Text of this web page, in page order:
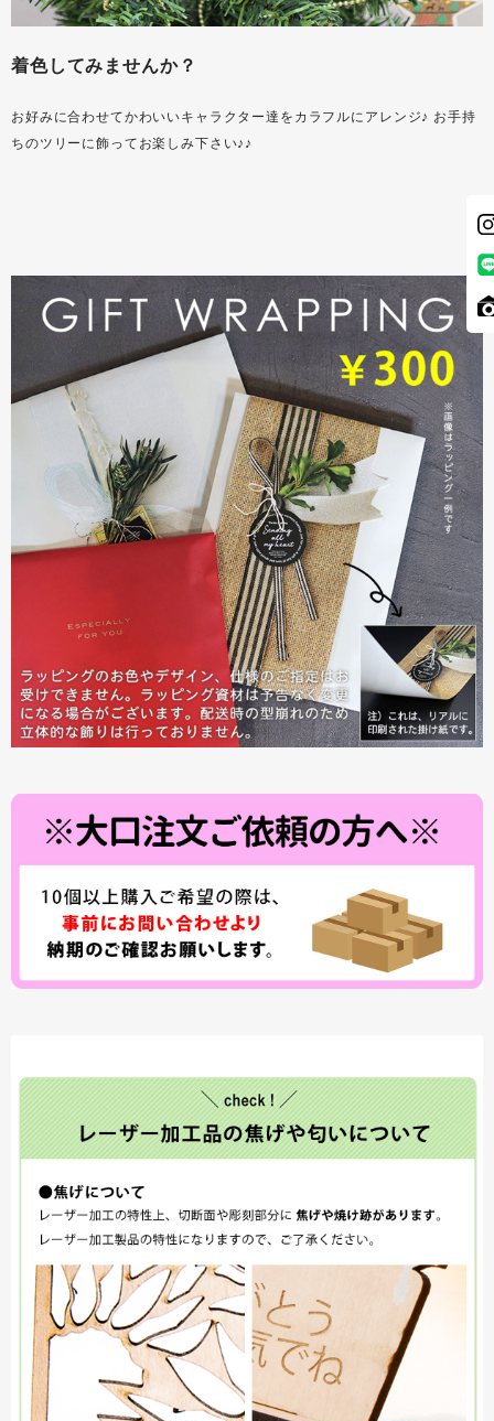
着色してみませんか？
お好みに合わせてかわいいキャラクター達をカラフルにアレンジ♪ お手持
ちのツリーに飾ってお楽しみ下さい♪♪